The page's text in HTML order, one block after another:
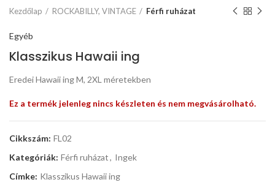
Kezdőlap ROCKABILLY, VINTAGE Férfi ruházat
Egyéb
Klasszikus Hawaii ing
Eredei Hawaii ing M, 2XL méretekben
Ez a termék jelenleg nincs készleten és nem megvásárolható.
Cikkszám: FL02
Kategóriák: Férfi ruházat, Ingek
Címke: Klasszikus Hawaii ing